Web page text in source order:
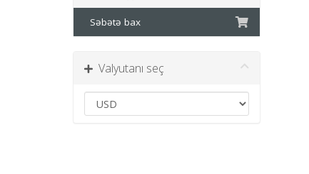
Səbətə bax
Valyutanı seç